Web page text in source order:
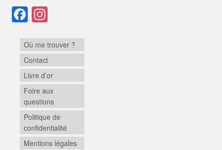
Facebook
Où me trouver ?
Contact
Livre d’or
Foire aux
questions
Politique de
confidentialité
Mentions légales